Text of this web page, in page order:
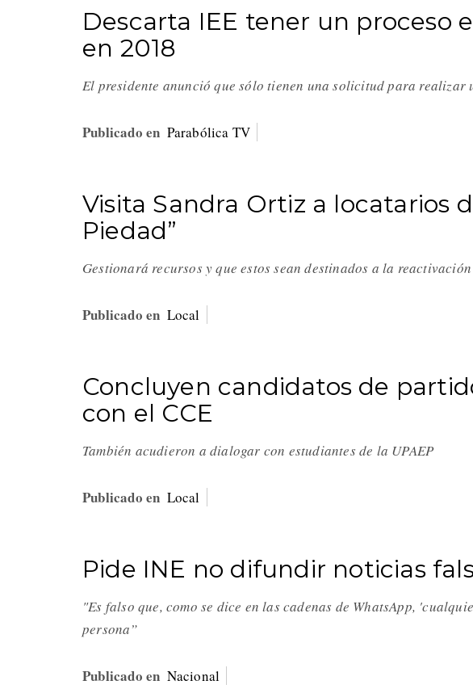
Descarta IEE tener un proceso
en 2018
El presidente anunció que sólo tienen una solicitud para realizar
Publicado en Parabólica TV
Visita Sandra Ortiz a locatarios
Piedad”
Gestionará recursos y que estos sean destinados a la
Publicado en Local
Concluyen candidatos de
con el CCE
También acudieron a dialogar con estudiantes de la UPAEP
Publicado en Local
Pide INE no difundir noticias
"Es falso que, como se dice en las cadenas de WhatsApp,
persona”
Publicado en Nacional